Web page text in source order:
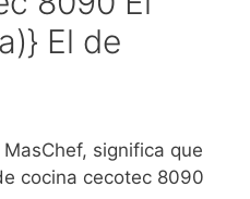
El de
significa que
cocina cecotec 8090